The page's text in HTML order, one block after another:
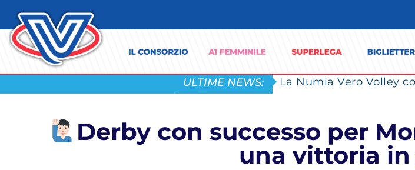
ULTIME NEWS:
Derby con successo per
una vittoria